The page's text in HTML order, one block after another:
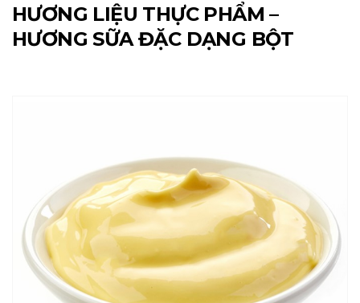
HƯƠNG LIỆU THỰC PHẨM –
HƯƠNG SỮA ĐẶC DẠNG BỘT